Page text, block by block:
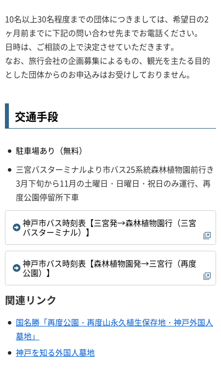
10名以上30名程度までの団体につきましては、希望日の2
ヶ月前までに下記の問い合わせ先までお電話ください。
日時は、ご相談の上で決定させていただきます。
なお、旅行会社の企画募集によるもの、観光を主たる目的
とした団体からのお申込みはお受けしておりません。
交通手段
駐車場あり（無料）
三宮バスターミナルより市バス25系統森林植物園前行き
3月下旬から11月の土曜日・日曜日・祝日のみ運行、再
度公園停留所下車
神戸市バス時刻表【三宮発→森林植物園行（三宮
バスターミナル）】
神戸市バス時刻表【森林植物園発→三宮行（再度
公園）】
関連リンク
国名勝「再度公園・再度山永久植生保存地・神戸外国人
墓地」
神戸を知る外国人墓地